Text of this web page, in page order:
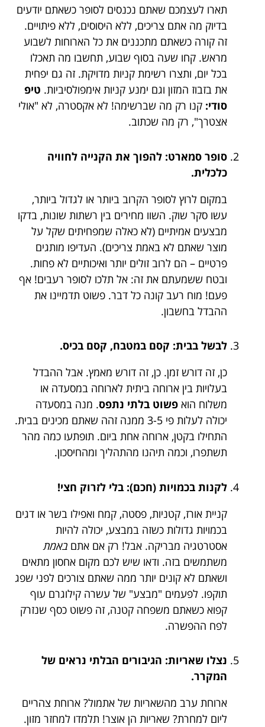
תארו לעצמכם שאתם נכנסים לסופר כשאתם יודעים
בדיוק מה אתם צריכים, ללא היסוסים, ללא פיתויים.
זה קורה כשאתם מתכננים את כל הארוחות לשבוע
מראש. קחו שעה בסוף שבוע, תחשבו מה תאכלו
בכל יום, ותצרו רשימת קניות מדויקת. זה גם יפחית
את בזבוז המזון וגם ימנע קניות אימפולסיביות. טיפ
סודי: קנו רק מה שברשימה! לא אקסטרה, לא "אולי
אצטרך", רק מה שכתוב.
סופר סמארט: להפוך את הקנייה לחוויה
כלכלית.
במקום לרוץ לסופר הקרוב ביותר או לגדול ביותר,
עשו סקר שוק. השוו מחירים בין רשתות שונות, בדקו
מבצעים אמיתיים (לא כאלה שמפחיתים שקל על
מוצר שאתם לא באמת צריכים). העדיפו מותגים
פרטיים – הם לרוב זולים יותר ואיכותיים לא פחות.
ובטח ששמעתם את זה: אל תלכו לסופר רעבים! אף
פעם! מוח רעב קונה כל דבר. פשוט תדמיינו את
ההבדל בחשבון.
לבשל בבית: קסם במטבח, קסם בכיס.
כן, זה דורש זמן. כן, זה דורש מאמץ. אבל ההבדל
בעלויות בין ארוחה ביתית לארוחה במסעדה או
משלוח הוא פשוט בלתי נתפס. מנה במסעדה
יכולה לעלות פי 3-5 ממנה זהה שאתם מכינים בבית.
התחילו בקטן, ארוחה אחת ביום. תופתעו כמה מהר
תשתפרו, וכמה תיהנו מהתהליך ומהחיסכון.
לקנות בכמויות (חכם): בלי לזרוק חצי!
קניית אורז, קטניות, פסטה, קמח ואפילו בשר או דגים
בכמויות גדולות כשזה במבצע, יכולה להיות
אסטרטגיה מבריקה. אבל! רק אם אתם באמת
משתמשים בזה. ודאו שיש לכם מקום אחסון מתאים
ושאתם לא קונים יותר ממה שאתם צורכים לפני שפג
תוקפו. לפעמים "מבצע" של עשרה קילוגרם עוף
קפוא כשאתם משפחה קטנה, זה פשוט כסף שנזרק
לפח ההפשרה.
נצלו שאריות: הגיבורים הבלתי נראים של
המקרר.
ארוחת ערב מהשאריות של אתמול? ארוחת צהריים
ליום למחרת? שאריות הן אוצר! תלמדו למחזר מזון.